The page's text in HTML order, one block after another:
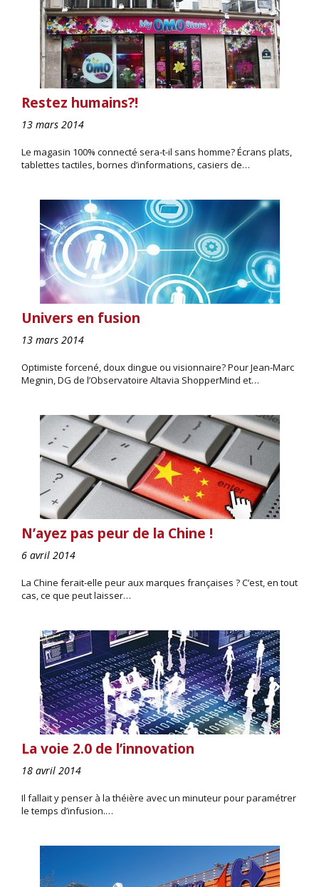
Restez humains?!
13 mars 2014
Le magasin 100% connecté sera-t-il sans homme? Écrans plats,
tablettes tactiles, bornes d’informations, casiers de…
Univers en fusion
13 mars 2014
Optimiste forcené, doux dingue ou visionnaire? Pour Jean-Marc
Megnin, DG de l’Observatoire Altavia ShopperMind et…
N’ayez pas peur de la Chine !
6 avril 2014
La Chine ferait-elle peur aux marques françaises ? C’est, en tout
cas, ce que peut laisser…
La voie 2.0 de l’innovation
18 avril 2014
Il fallait y penser à la théière avec un minuteur pour paramétrer
le temps d’infusion.…